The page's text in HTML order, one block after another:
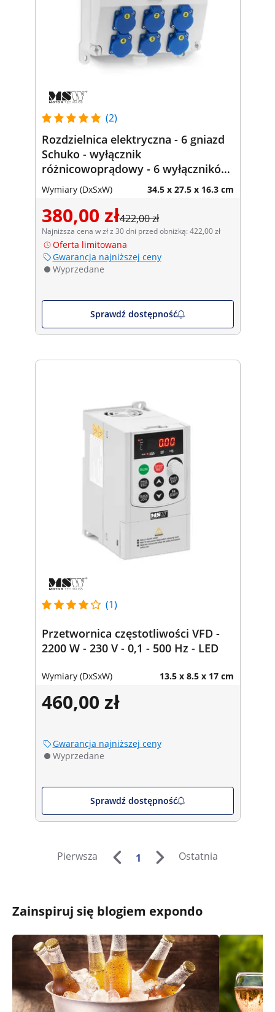
(2)
Rozdzielnica elektryczna - 6 gniazd
Schuko - wyłącznik
różnicowoprądowy - 6 wyłączników
instalacyjnych
Wymiary (DxSxW) 34.5 x 27.5 x 16.3 cm
380,00 zł422,00 zł
Najniższa cena w zł z 30 dni przed obniżką: 422,00 zł
Oferta limitowana
Gwarancja najniższej ceny
Wyprzedane
Sprawdź dostępność
(1)
Przetwornica częstotliwości VFD -
2200 W - 230 V - 0,1 - 500 Hz - LED
Wymiary (DxSxW) 13.5 x 8.5 x 17 cm
460,00 zł
Gwarancja najniższej ceny
Wyprzedane
Sprawdź dostępność
Pierwsza 1 Ostatnia
Zainspiruj się blogiem expondo